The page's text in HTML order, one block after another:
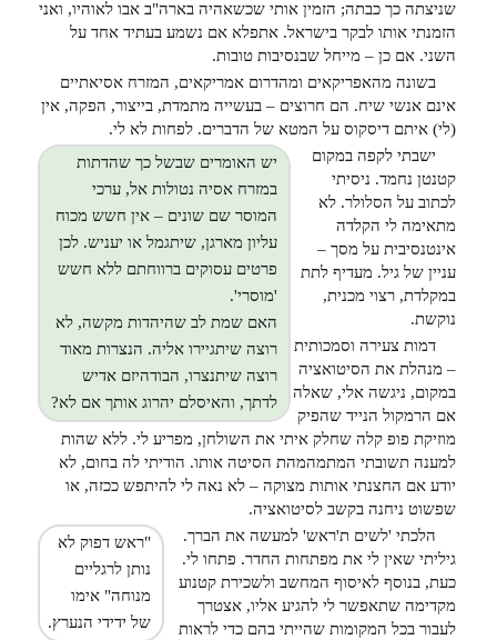
שניצתה כך כבתה; הזמין אותי שכשאהיה בארה"ב אבו לאוהיו, ואני
הזמנתי אותו לבקר בישראל. אתפלא אם נשמע בעתיד אחד על
השני. אם כן – מייחל שבנסיבות טובות.
בשונה מהאפריקאים ומהדרום אמריקאים, המזרח אסיאתיים
אינם אנשי שיח. הם חרוצים – בעשייה מתמדת, בייצור, הפקה, אין
(לי) איתם דיסקוס על המטא של הדברים. לפחות לא לי.
יש האומרים שבשל כך שהדתות
במזרח אסיה נטולות אל, ערכי
המוסר שם שונים – אין חשש מכוח
עליון מארגן, שיתגמל או יעניש. לכן
פרטים עסוקים ברווחתם ללא חשש
'מוסרי'.
האם שמת לב שהיהדות מקשה, לא
רוצה שיתגיירו אליה. הנצרות מאוד
רוצה שיתנצרו, הבודהיזם אדיש
לדתך, והאיסלם יהרוג אותך אם לא?
ישבתי לקפה במקום
קטנטן נחמד. ניסיתי
לכתוב על הסלולר. לא
מתאימה לי הקלדה
אינטנסיבית על מסך –
עניין של גיל. מעדיף לתת
במקלדת, רצוי מכנית,
נוקשת.
דמות צעירה וסמכותית
– מנהלת את הסיטואציה
במקום, ניגשה אלי, שאלה
אם הרמקול הנייד שהפיק
מוזיקת פופ קלה שחלק איתי את השולחן, מפריע לי. ללא שהות
למענה תשובתי המתמהמהת הסיטה אותו. הודיתי לה בחום, לא
יודע אם החצנתי אותות מצוקה – לא נאה לי להיתפש ככזה, או
שפשוט ניחנה בקשב לסיטואציה.
"ראש דפוק לא
נותן לרגליים
מנוחה" אימו
של ידידי הנערץ.
הלכתי 'לשים ת'ראש' למעשה את הברך.
גיליתי שאין לי את מפתחות החדר. פתחו לי.
כעת, בנוסף לאיסוף המחשב ולשכירת קטנוע
מקדימה שתאפשר לי להגיע אליו, אצטרך
לעבור בכל המקומות שהייתי בהם כדי לראות